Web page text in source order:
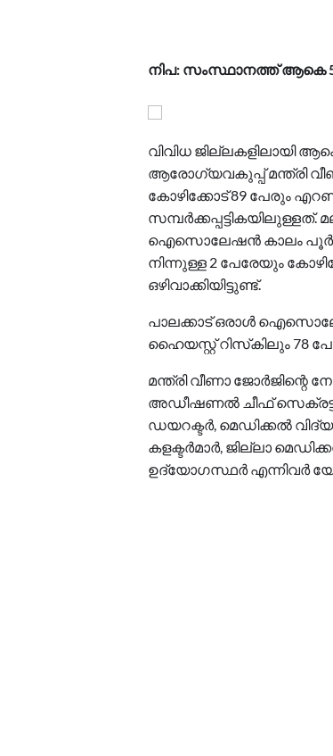
നിപ: സംസ്ഥാനത്ത് ആകെ
വിവിധ ജില്ലകളിലായി
ആരോഗ്യവകുപ്പ് മന്ത്രി
കോഴിക്കോട് 89 പേരും
ഐസൊലേഷന്‍ കാലം
നിന്നുള്ള 2 പേരേയും
ഒഴിവാക്കിയിട്ടുണ്ട്.
പാലക്കാട് ഒരാള്‍
ഹൈയസ്റ്റ് റിസ്‌കിലും 78
മന്ത്രി വീണാ
അഡീഷണല്‍ ചീഫ്
ഡയറക്ടര്‍, മെഡിക്കല്‍
കളക്ടര്‍മാര്‍, ജില്ലാ
ഉദ്യോഗസ്ഥര്‍ എന്നിവര്‍